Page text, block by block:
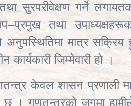
सुरपरीवेक्षण गर्ने
तथा
मात्र सक्रिय
जिम्मेवारी हो ।
केवल शासन प्रणाली
। गणतन्त्रको जगमा हामीले